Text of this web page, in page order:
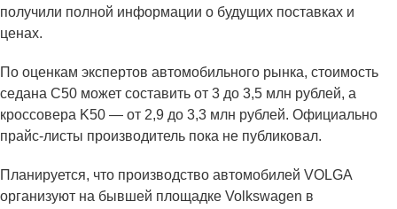
получили полной информации о будущих поставках и
ценах.
По оценкам экспертов автомобильного рынка, стоимость
седана C50 может составить от 3 до 3,5 млн рублей, а
кроссовера K50 — от 2,9 до 3,3 млн рублей. Официально
прайс-листы производитель пока не публиковал.
Планируется, что производство автомобилей VOLGA
организуют на бывшей площадке Volkswagen в